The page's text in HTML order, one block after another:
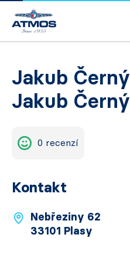
Jakub Černý
Jakub Černý
0 recenzí
Kontakt
Nebřeziny 62
33101 Plasy